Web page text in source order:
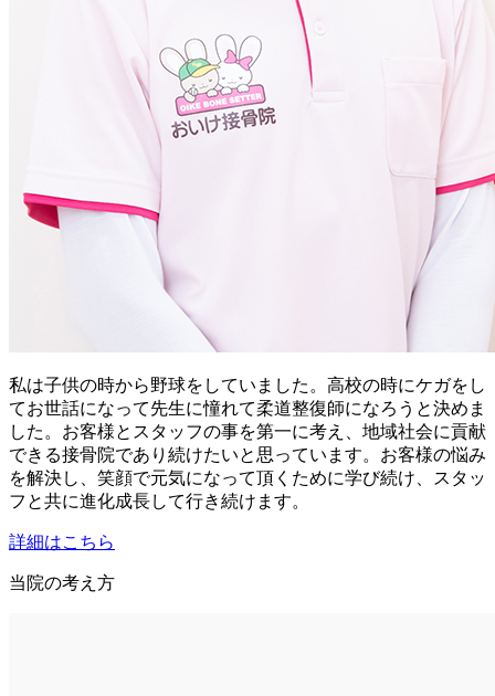
私は子供の時から野球をしていました。高校の時にケガをし
てお世話になって先生に憧れて柔道整復師になろうと決めま
した。お客様とスタッフの事を第一に考え、地域社会に貢献
できる接骨院であり続けたいと思っています。お客様の悩み
を解決し、笑顔で元気になって頂くために学び続け、スタッ
フと共に進化成長して行き続けます。
詳細はこちら
当院の考え方